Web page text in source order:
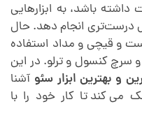
باشد، به ابزارهایی
درست‌تری انجام دهد. حال
و قیچی و مداد استفاده
کنسول و ترلو. در این
و بهترین ابزار سئو آشنا
می‌کند تا کار خود را با